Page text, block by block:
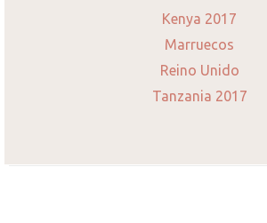
Kenya 2017
Marruecos
Reino Unido
Tanzania 2017